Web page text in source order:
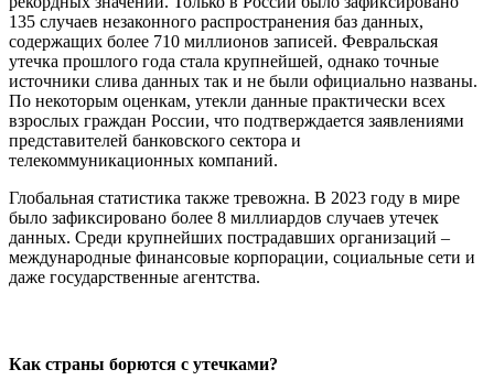
135 случаев незаконного распространения баз данных,
содержащих более 710 миллионов записей. Февральская
утечка прошлого года стала крупнейшей, однако точные
источники слива данных так и не были официально названы.
По некоторым оценкам, утекли данные практически всех
взрослых граждан России, что подтверждается заявлениями
представителей банковского сектора и
телекоммуникационных компаний.
Глобальная статистика также тревожна. В 2023 году в мире
было зафиксировано более 8 миллиардов случаев утечек
данных. Среди крупнейших пострадавших организаций –
международные финансовые корпорации, социальные сети и
даже государственные агентства.
Как страны борются с утечками?